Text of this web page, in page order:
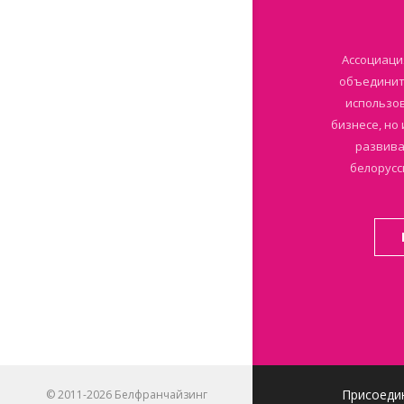
бизнесе, но
© 2011-2026 Белфранчайзинг